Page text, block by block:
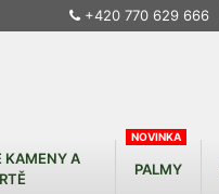
+420 770 629 666
KAMENY A
NOVINKA
PALMY